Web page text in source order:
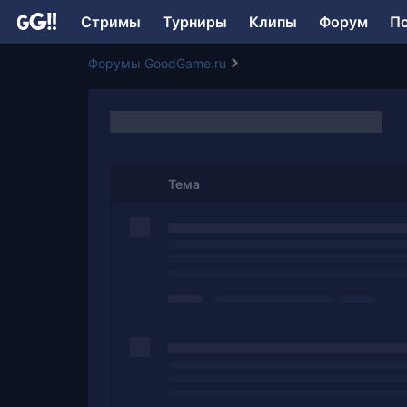
Стримы Турниры Клипы Форум
Форумы GoodGame.ru
Тема